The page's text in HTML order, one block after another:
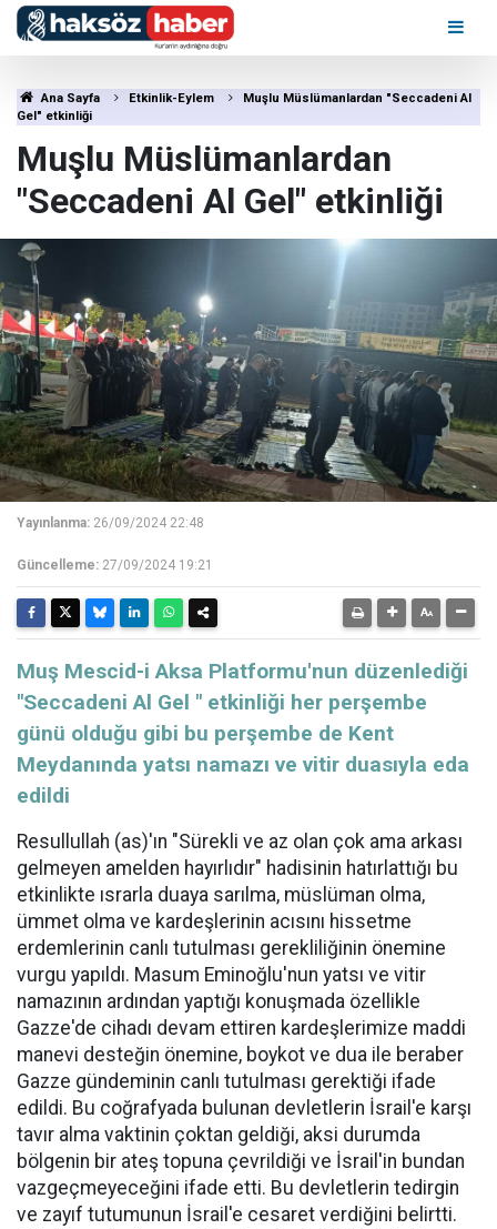
Ana Sayfa Etkinlik-Eylem
Muşlu Müslümanlardan "Seccadeni Al
Gel" etkinliği
Muşlu Müslümanlardan
"Seccadeni Al Gel" etkinliği
Yayınlanma: 26/09/2024 22:48
Güncelleme: 27/09/2024 19:21
​​​​​​​Muş Mescid-i Aksa Platformu'nun düzenlediği
"Seccadeni Al Gel " etkinliği her perşembe
günü olduğu gibi bu perşembe de Kent
Meydanında yatsı namazı ve vitir duasıyla eda
edildi
Resullullah (as)'ın "Sürekli ve az olan çok ama arkası
gelmeyen amelden hayırlıdır" hadisinin hatırlattığı bu
etkinlikte ısrarla duaya sarılma, müslüman olma,
ümmet olma ve kardeşlerinin acısını hissetme
erdemlerinin canlı tutulması gerekliliğinin önemine
vurgu yapıldı. Masum Eminoğlu'nun yatsı ve vitir
namazının ardından yaptığı konuşmada özellikle
Gazze'de cihadı devam ettiren kardeşlerimize maddi
manevi desteğin önemine, boykot ve dua ile beraber
Gazze gündeminin canlı tutulması gerektiği ifade
edildi. Bu coğrafyada bulunan devletlerin İsrail'e karşı
tavır alma vaktinin çoktan geldiği, aksi durumda
bölgenin bir ateş topuna çevrildiği ve İsrail'in bundan
vazgeçmeyeceğini ifade etti. Bu devletlerin tedirgin
ve zayıf tutumunun İsrail'e cesaret verdiğini belirtti.